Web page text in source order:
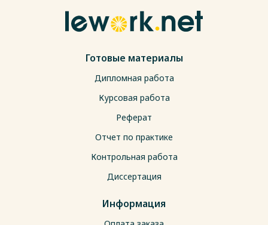
Готовые материалы
Дипломная работа
Курсовая работа
Реферат
Отчет по практике
Контрольная работа
Диссертация
Информация